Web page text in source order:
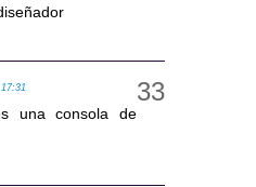
una consola de